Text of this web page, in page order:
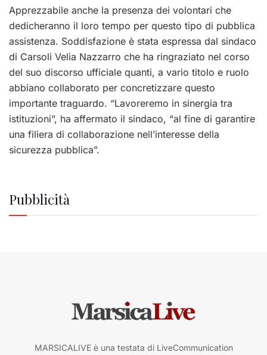
Apprezzabile anche la presenza dei volontari che
dedicheranno il loro tempo per questo tipo di pubblica
assistenza. Soddisfazione è stata espressa dal sindaco
di Carsoli Velia Nazzarro che ha ringraziato nel corso
del suo discorso ufficiale quanti, a vario titolo e ruolo
abbiano collaborato per concretizzare questo
importante traguardo. “Lavoreremo in sinergia tra
istituzioni”, ha affermato il sindaco, “al fine di garantire
una filiera di collaborazione nell’interesse della
sicurezza pubblica”.
Pubblicità
MARSICALIVE è una testata di LiveCommunication